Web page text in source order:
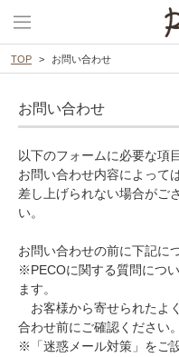
TOP お問い合わせ
お問い合わせ
以下のフォームに必要な項
お問い合わせ内容によって
差し上げられない場合がご
い。
お問い合わせの前に下記に
※PECOに関する質問につ
ます。
お客様から寄せられたよ
合わせ前にご確認ください。
※「迷惑メール対策」をご